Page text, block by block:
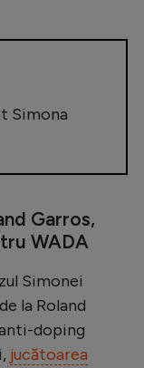
Simona
Garros,
WADA
Simonei
la Roland
doping
jucătoarea